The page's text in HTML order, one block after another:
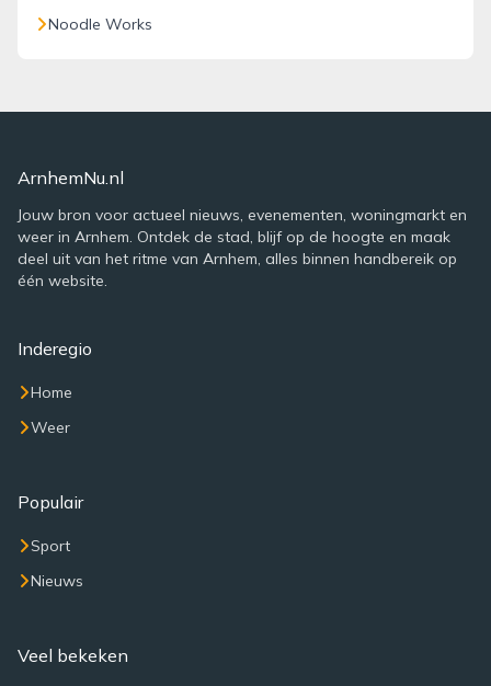
Noodle Works
ArnhemNu.nl
Jouw bron voor actueel nieuws, evenementen, woningmarkt en
weer in Arnhem. Ontdek de stad, blijf op de hoogte en maak
deel uit van het ritme van Arnhem, alles binnen handbereik op
één website.
Inderegio
Home
Weer
Populair
Sport
Nieuws
Veel bekeken